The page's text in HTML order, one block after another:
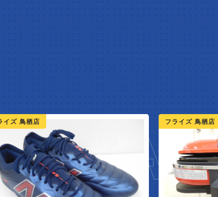
イズ 鳥栖店 フライズ 佐賀店